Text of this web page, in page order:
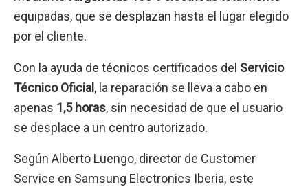
equipadas, que se desplazan hasta el lugar elegido
por el cliente.
Con la ayuda de técnicos certificados del Servicio
Técnico Oficial, la reparación se lleva a cabo en
apenas 1,5 horas, sin necesidad de que el usuario
se desplace a un centro autorizado.
Según Alberto Luengo, director de Customer
Service en Samsung Electronics Iberia, este